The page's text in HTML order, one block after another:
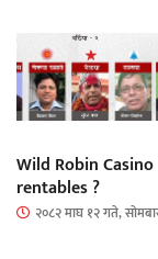
Wild Robin
rentables ?
२०८२ माघ १२ गते,